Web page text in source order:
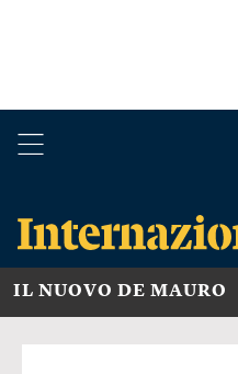
IL NUOVO DE MAURO